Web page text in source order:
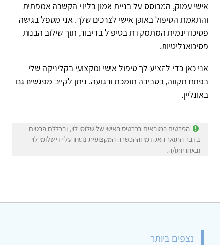
אישי עמוק, המבוסס על בניית אמון בליווי הקשבה אמפתית
והתאמת הטיפול באופן אישי לצרכים שלך. אני מטפל בגישה
פסיכודינמית המתמקדת בטיפול בדיבור, תוך שילוב הבנות
פסיכואנליטיות.
אני כאן כדי להציע לך טיפול אישי ומקצועי בקליניקה שלי
בפתח תקווה, בסביבה תומכת ורגועה. ניתן לקיים מפגשים גם
באונליין.
הפרטים המובאים בכרטיס האישי של שלומי לוי, ובכללם פרטים
בדבר התואר האקדמי וההכשרה המקצועית נוסחו על ידי שלומי לוי
ובאחריותו/ה.
נצפים ביותר